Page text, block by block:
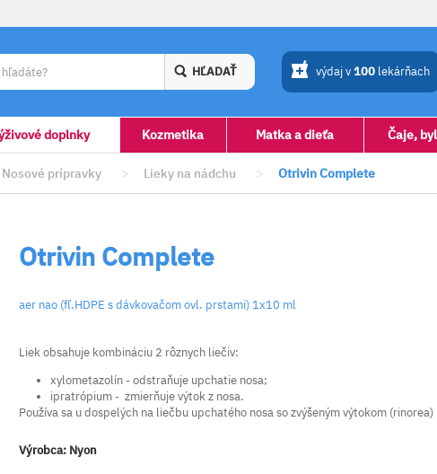
HĽADAŤ výdaj v100 lekárňach
doplnky Kozmetika Matka a dieťa Čaje,
Nosové prípravky > Lieky na nádchu > Otrivin Complete
Otrivin Complete
aer nao (fľ.HDPE s dávkovačom ovl. prstami) 1x10 ml
Liek obsahuje kombináciu 2 rôznych liečiv:
xylometazolín - odstraňuje upchatie nosa;
ipratrópium - zmierňuje výtok z nosa.
Používa sa u dospelých na liečbu upchatého nosa so zvýšeným výtokom
Výrobca: Nyon